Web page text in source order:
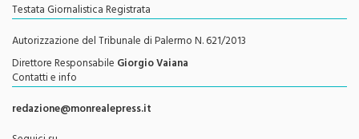
Autorizzazione del Tribunale di Palermo N. 621/2013
Direttore ResponsabileGiorgio Vaiana
Contatti e info
redazione@monrealepress.it